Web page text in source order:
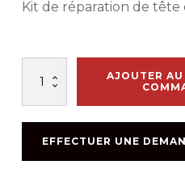
Kit de réparation de
AJOUTER AU
EFFECTUER UNE